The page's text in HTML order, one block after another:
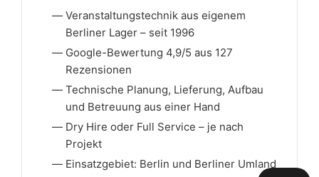
Veranstaltungstechnik aus eigenem
Berliner Lager – seit 1996
Google-Bewertung 4,9/5 aus 127
Rezensionen
Technische Planung, Lieferung, Aufbau
und Betreuung aus einer Hand
Dry Hire oder Full Service – je nach
Projekt
Einsatzgebiet: Berlin und Berliner Umland